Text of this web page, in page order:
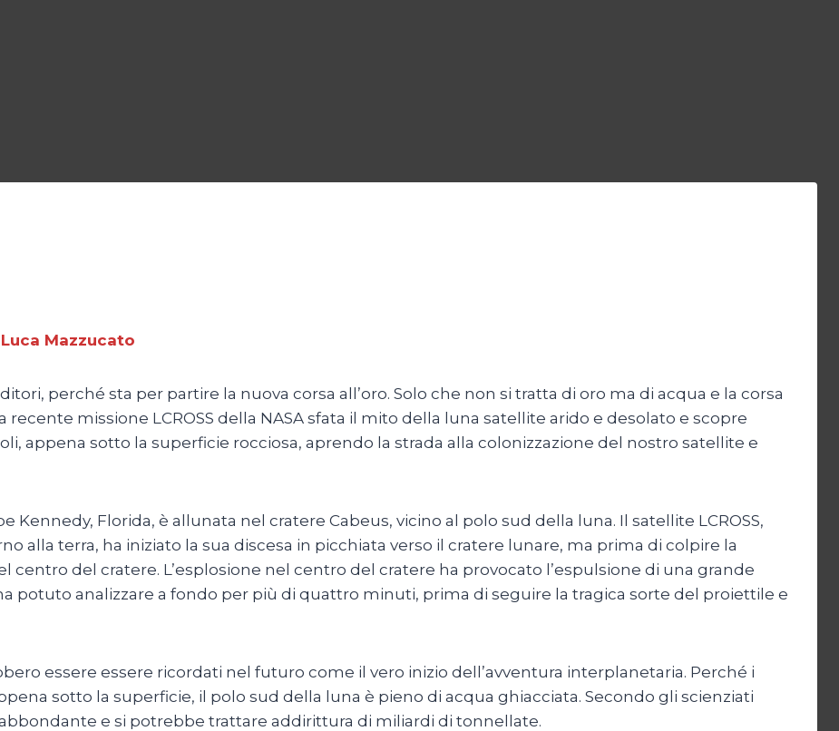
Mazzucato
perché sta per partire la nuova corsa all’oro. Solo che non si tratta di oro ma di acqua e la corsa
recente missione LCROSS della NASA sfata il mito della luna satellite arido e desolato e scopre
appena sotto la superficie rocciosa, aprendo la strada alla colonizzazione del nostro satellite e
Kennedy, Florida, è allunata nel cratere Cabeus, vicino al polo sud della luna. Il satellite LCROSS,
alla terra, ha iniziato la sua discesa in picchiata verso il cratere lunare, ma prima di colpire la
del cratere. L’esplosione nel centro del cratere ha provocato l’espulsione di una grande
potuto analizzare a fondo per più di quattro minuti, prima di seguire la tragica sorte del proiettile e
essere essere ricordati nel futuro come il vero inizio dell’avventura interplanetaria. Perché i
sotto la superficie, il polo sud della luna è pieno di acqua ghiacciata. Secondo gli scienziati
e si potrebbe trattare addirittura di miliardi di tonnellate.